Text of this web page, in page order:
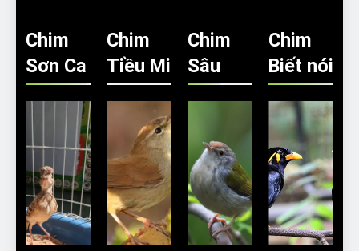
Chim
Sơn Ca
Chim
Tiều Mi
Chim
Sâu
Chim
Biết nói